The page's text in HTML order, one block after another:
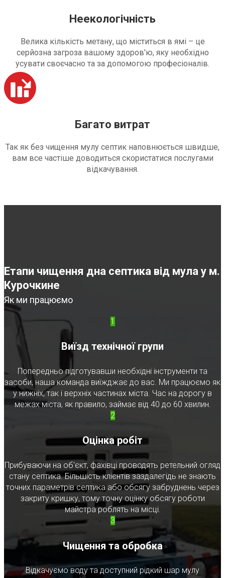
Неекологічність
Велика кількість метану, що міститься в ямі – це
серйозна загроза вашому здоров'ю, яку необхідно
усувати своєчасно та за допомогою професіоналів.
Багато витрат
Так як без чищення мулу септик наповнюється швидше,
вам все частіше доводиться скористатися послугами
відкачування.
Етапи чищення дна септика від мула у м.
Курочкине
Як ми працюємо
1
Виїзд технічної групи
Попередньо підготувавши необхідні інструменти та
засоби, наша команда виїжджає до вас. Ми працюємо як
у нижніх, так і верхніх частинах міста. Час на дорогу в
межах міста, як правило, займає від 40 до 60 хвилин.
2
Оцінка робіт
Прибуваючи на об'єкт, фахівці проводять ретельний огляд
стану септика. Більшість клієнтів заздалегідь не знають
точних параметрів септика або обсягу забруднень через
закриту кришку, тому точну оцінку обсягу роботи
майстра роблять на місці.
3
Чищення та обробка
Відкачуємо воду та доступний рідкий шар мулу